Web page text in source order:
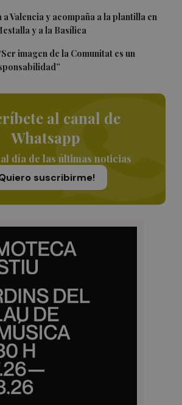
Valencia y acompaña a la plantilla en
y a la Basílica
imagen de la Comunitat es un
al canal de
Whatsapp
día de las últimas noticias
suscribirme!